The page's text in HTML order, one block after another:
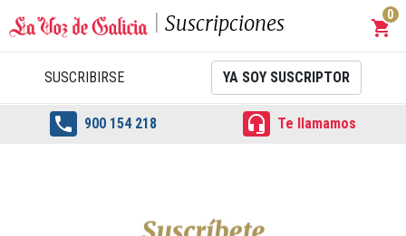
Suscripciones shopping_cart
0
SUSCRIBIRSE YA SOY SUSCRIPTOR
 900 154 218  Te llamamos